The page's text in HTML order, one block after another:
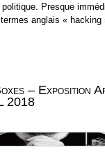
Presque
anglais « hacking
– Exposition
2018